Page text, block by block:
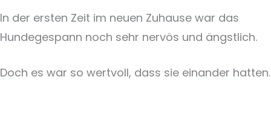
In der ersten Zeit im neuen Zuhause war das
Hundegespann noch sehr nervös und ängstlich.
Doch es war so wertvoll, dass sie einander hatten.